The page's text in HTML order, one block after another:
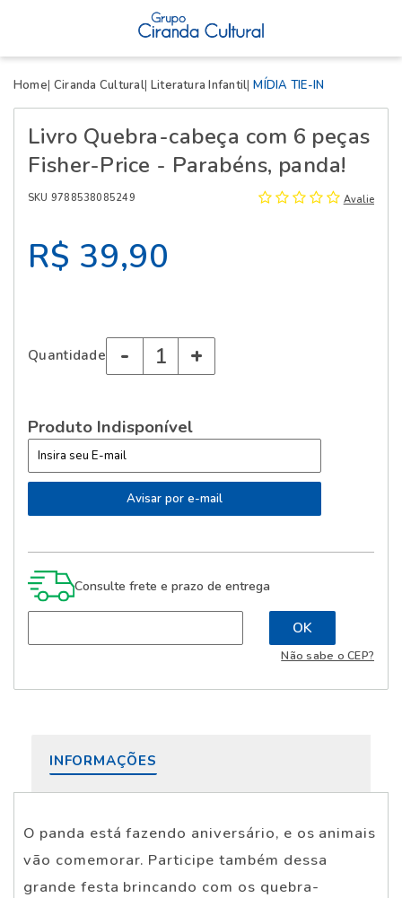
Home Ciranda Cultural Literatura Infantil MÍDIA TIE-IN
Livro Quebra-cabeça com 6 peças
Fisher-Price - Parabéns, panda!
SKU 9788538085249 Avalie
R$ 39,90
Quantidade - +
Produto Indisponível
Consulte frete e prazo de entrega
Não sabe o CEP?
INFORMAÇÕES
O panda está fazendo aniversário, e os animais
vão comemorar. Participe também dessa
grande festa brincando com os quebra-